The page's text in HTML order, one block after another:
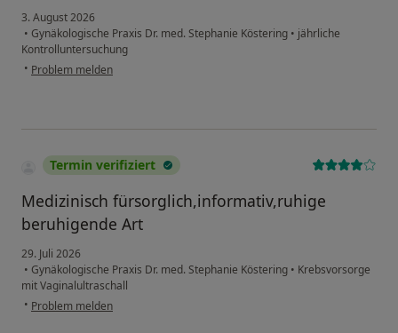
3. August 2026
• Gynäkologische Praxis Dr. med. Stephanie Köstering • jährliche
Kontrolluntersuchung
• Problem melden
Termin verifiziert
Medizinisch fürsorglich,informativ,ruhige
beruhigende Art
29. Juli 2026
• Gynäkologische Praxis Dr. med. Stephanie Köstering • Krebsvorsorge
mit Vaginalultraschall
• Problem melden